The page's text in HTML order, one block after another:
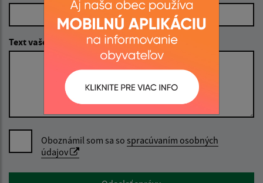
Text vašej správy (povinné)
Oboznámil som sa so spracúvaním osobných
údajov
Google reCaptcha Response